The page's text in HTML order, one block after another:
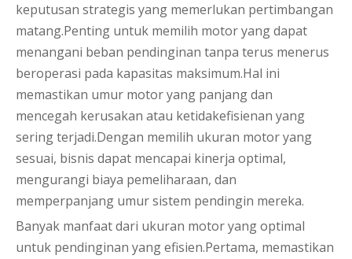
keputusan strategis yang memerlukan pertimbangan
matang.Penting untuk memilih motor yang dapat
menangani beban pendinginan tanpa terus menerus
beroperasi pada kapasitas maksimum.Hal ini
memastikan umur motor yang panjang dan
mencegah kerusakan atau ketidakefisienan yang
sering terjadi.Dengan memilih ukuran motor yang
sesuai, bisnis dapat mencapai kinerja optimal,
mengurangi biaya pemeliharaan, dan
memperpanjang umur sistem pendingin mereka.
Banyak manfaat dari ukuran motor yang optimal
untuk pendinginan yang efisien.Pertama, memastikan